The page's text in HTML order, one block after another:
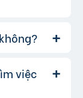
tin miễn
nhiên, để
việc